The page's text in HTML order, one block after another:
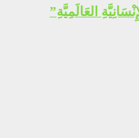
العَالَمِيَّةِ”